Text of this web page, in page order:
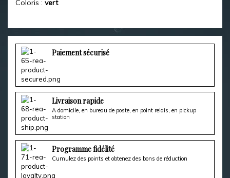
Coloris : vert
Paiement sécurisé
Livraison rapide
A domicile, en bureau de poste, en point relais, en pickup
station
Programme fidélité
Cumulez des points et obtenez des bons de réduction